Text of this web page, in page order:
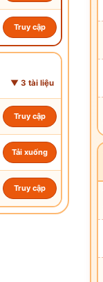
Truy cập
▼ 3 tài liệu
Truy cập
Tải xuống
Truy cập